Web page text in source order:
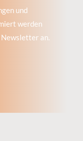
und
werden
Newsletter an.